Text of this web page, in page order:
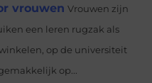
vrouwen Vrouwen zijn
een leren rugzak als
op de universiteit
op...